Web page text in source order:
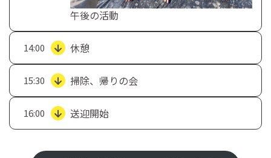
午後の活動
14:00 休憩
15:30 掃除、帰りの会
16:00 送迎開始